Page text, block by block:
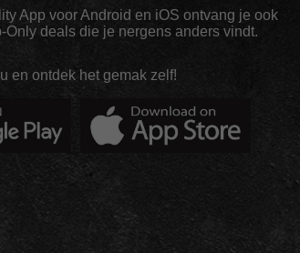
App voor Android en iOS ontvang je ook
Only deals die je nergens anders vindt.
en ontdek het gemak zelf!